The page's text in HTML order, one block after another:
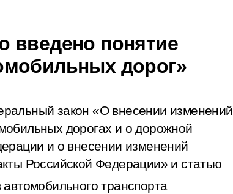
введено понятие
дорог»
закон «О внесении изменений
дорогах и о дорожной
и о внесении изменений
Российской Федерации» и статью
транспорта